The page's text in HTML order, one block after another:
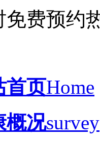
免费预约
首页Home
概况survey